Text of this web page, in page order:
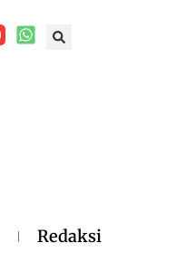
Redaksi